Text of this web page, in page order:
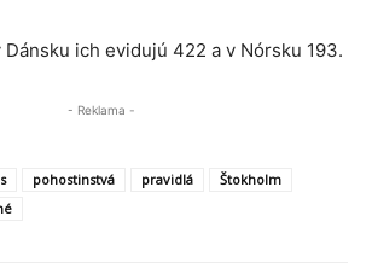
ich evidujú 422 a v Nórsku 193.
- Reklama -
pohostinstvá pravidlá
Štokholm